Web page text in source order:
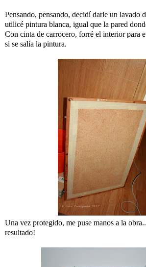
Pensando, pensando, decidí darle un lavado
utilicé pintura blanca, igual que la pared
Con cinta de carrocero, forré el interior para
si se salía la pintura.
Una vez protegido, me puse manos a la
resultado!